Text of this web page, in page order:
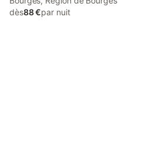
dès88 €par nuit